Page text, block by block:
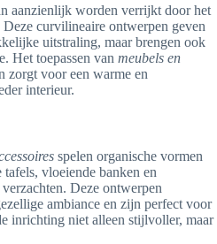
aanzienlijk worden verrijkt door het
curvilineaire ontwerpen geven
uitstraling, maar brengen ook
Het toepassen van meubels en
zorgt voor een warme en
interieur.
spelen organische vormen
vloeiende banken en
Deze ontwerpen
ambiance en zijn perfect voor
inrichting niet alleen stijlvoller, maar